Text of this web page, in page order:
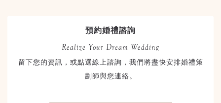
預約婚禮諮詢
Realize Your Dream Wedding
留下您的資訊，或點選線上諮詢，我們將盡快安排婚禮策
劃師與您連絡。